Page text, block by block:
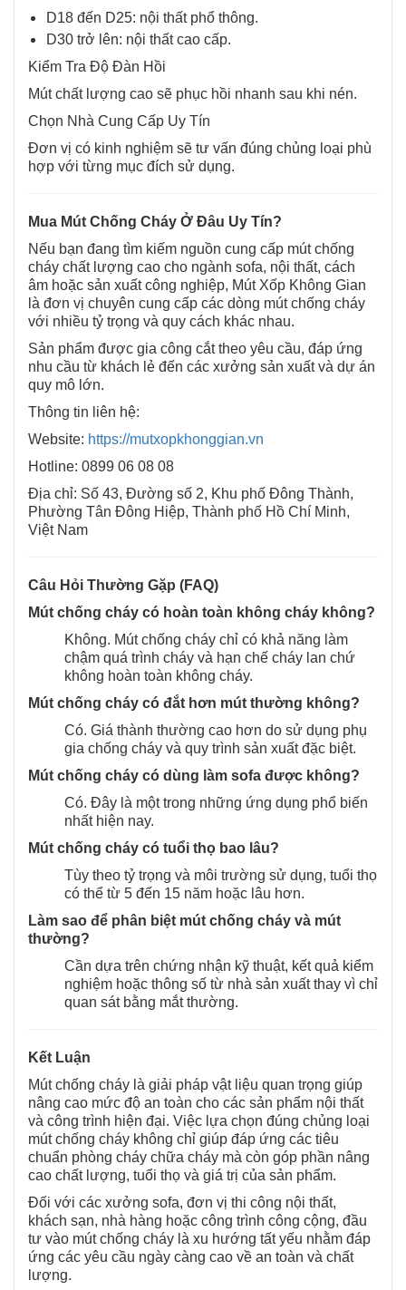
D18 đến D25: nội thất phổ thông.
D30 trở lên: nội thất cao cấp.
Kiểm Tra Độ Đàn Hồi
Mút chất lượng cao sẽ phục hồi nhanh sau khi nén.
Chọn Nhà Cung Cấp Uy Tín
Đơn vị có kinh nghiệm sẽ tư vấn đúng chủng loại phù
hợp với từng mục đích sử dụng.
Mua Mút Chống Cháy Ở Đâu Uy Tín?
Nếu bạn đang tìm kiếm nguồn cung cấp mút chống
cháy chất lượng cao cho ngành sofa, nội thất, cách
âm hoặc sản xuất công nghiệp, Mút Xốp Không Gian
là đơn vị chuyên cung cấp các dòng mút chống cháy
với nhiều tỷ trọng và quy cách khác nhau.
Sản phẩm được gia công cắt theo yêu cầu, đáp ứng
nhu cầu từ khách lẻ đến các xưởng sản xuất và dự án
quy mô lớn.
Thông tin liên hệ:
Website: https://mutxopkhonggian.vn
Hotline: 0899 06 08 08
Địa chỉ: Số 43, Đường số 2, Khu phố Đông Thành,
Phường Tân Đông Hiệp, Thành phố Hồ Chí Minh,
Việt Nam
Câu Hỏi Thường Gặp (FAQ)
Mút chống cháy có hoàn toàn không cháy không?
Không. Mút chống cháy chỉ có khả năng làm
chậm quá trình cháy và hạn chế cháy lan chứ
không hoàn toàn không cháy.
Mút chống cháy có đắt hơn mút thường không?
Có. Giá thành thường cao hơn do sử dụng phụ
gia chống cháy và quy trình sản xuất đặc biệt.
Mút chống cháy có dùng làm sofa được không?
Có. Đây là một trong những ứng dụng phổ biến
nhất hiện nay.
Mút chống cháy có tuổi thọ bao lâu?
Tùy theo tỷ trọng và môi trường sử dụng, tuổi thọ
có thể từ 5 đến 15 năm hoặc lâu hơn.
Làm sao để phân biệt mút chống cháy và mút
thường?
Cần dựa trên chứng nhận kỹ thuật, kết quả kiểm
nghiệm hoặc thông số từ nhà sản xuất thay vì chỉ
quan sát bằng mắt thường.
Kết Luận
Mút chống cháy là giải pháp vật liệu quan trọng giúp
nâng cao mức độ an toàn cho các sản phẩm nội thất
và công trình hiện đại. Việc lựa chọn đúng chủng loại
mút chống cháy không chỉ giúp đáp ứng các tiêu
chuẩn phòng cháy chữa cháy mà còn góp phần nâng
cao chất lượng, tuổi thọ và giá trị của sản phẩm.
Đối với các xưởng sofa, đơn vị thi công nội thất,
khách sạn, nhà hàng hoặc công trình công cộng, đầu
tư vào mút chống cháy là xu hướng tất yếu nhằm đáp
ứng các yêu cầu ngày càng cao về an toàn và chất
lượng.